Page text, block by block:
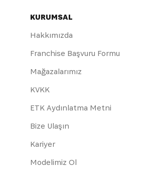
KURUMSAL
Hakkımızda
Franchise Başvuru Formu
Mağazalarımız
KVKK
ETK Aydınlatma Metni
Bize Ulaşın
Kariyer
Modelimiz Ol